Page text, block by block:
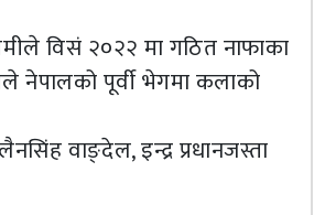
विसं २०२२ मा गठित नाफाका
नेपालको पूर्वी भेगमा कलाको
वाङ्देल, इन्द्र प्रधानजस्ता